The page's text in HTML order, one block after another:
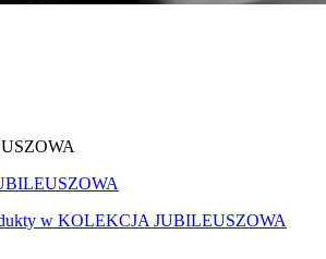
w KOLEKCJA JUBILEUSZOWA